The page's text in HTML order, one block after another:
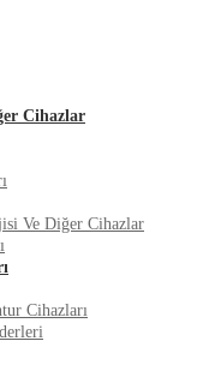
Cihazlar
Ve Diğer Cihazlar
Cihazları